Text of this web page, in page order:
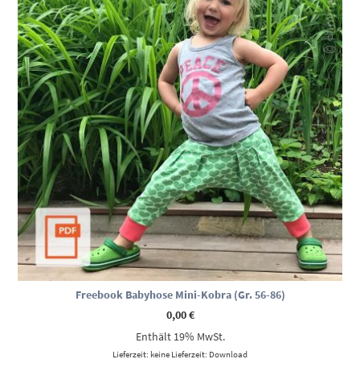
Freebook Babyhose Mini-Kobra (Gr. 56-86)
0,00€
Enthält 19% MwSt.
Lieferzeit: keine Lieferzeit: Download